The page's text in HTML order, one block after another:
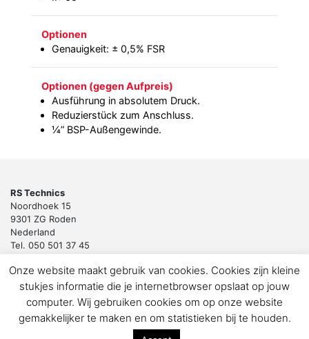
Optionen
Genauigkeit: ± 0,5% FSR
Optionen (gegen Aufpreis)
Ausführung in absolutem Druck.
Reduzierstück zum Anschluss.
¼” BSP-Außengewinde.
RS Technics
Noordhoek 15
9301 ZG Roden
Nederland
Tel. 050 501 37 45
Copyright 2018 by RS Technics BV. All rights reserved.
Download de privacyverklaring voor klanten en leveranciers
Onze website maakt gebruik van cookies. Cookies zijn kleine
stukjes informatie die je internetbrowser opslaat op jouw
computer. Wij gebruiken cookies om op onze website
gemakkelijker te maken en om statistieken bij te houden.